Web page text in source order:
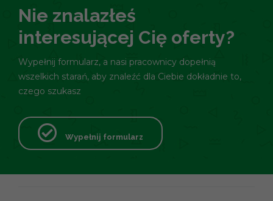
Nie znalazłeś
interesującej Cię oferty?
Wypełnij formularz, a nasi pracownicy dopełnią
wszelkich starań, aby znaleźć dla Ciebie dokładnie to,
czego szukasz
Wypełnij formularz